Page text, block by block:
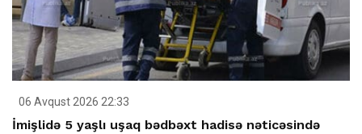
06 Avqust 2026 22:33
İmişlidə 5 yaşlı uşaq bədbəxt hadisə nəticəsində